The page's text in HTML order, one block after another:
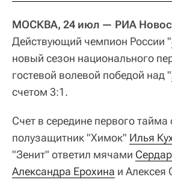
МОСКВА, 24 июл — РИА
Действующий чемпион России "
новый сезон национального
гостевой волевой победой над "
счетом 3:1.
Счет в середине первого тайма
полузащитник "Химок" Илья
"Зенит" ответил мячами
Александра Ерохина и Алексея